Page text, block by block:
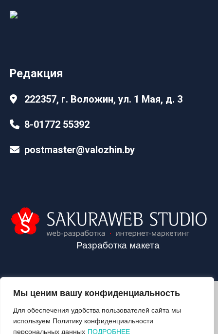
Мы ценим вашу конфиденциальность
Для обеспечения удобства пользователей сайта мы
используем Политику конфиденциальности
персональных данных ПОДРОБНЕЕ
Редакция
222357, г. Воложин, ул. 1 Мая, д. 3
8-01772 55392
postmaster@valozhin.by
Разработка макета
2024©VALOZHIN.BY - НОВОСТИ ВОЛОЖИНСКОГО РАЙОНА